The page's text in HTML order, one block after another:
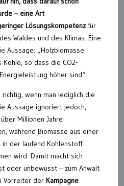
– eine Art
Lösungskompetenzfür
Waldes und des Klimas. Eine
Aussage: „Holzbiomasse
so dass die CO2-
höher sind“.
wenn man lediglich die
Aussage ignoriert jedoch,
Millionen Jahre
während Biomasse aus einer
der laufend Kohlenstoff
wird. Damit macht sich
oder unbewusst – zum Anwalt
Vorreiter der Kampagne